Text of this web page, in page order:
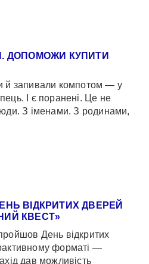
ДОПОМОЖИ КУПИТИ
й запивали компотом — у
І є поранені. Це не
З іменами. З родинами,
ВІДКРИТИХ ДВЕРЕЙ
КВЕСТ»
День відкритих
форматі —
дав можливість